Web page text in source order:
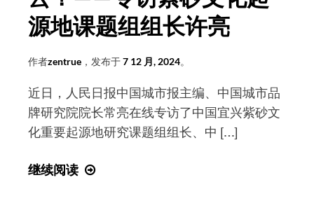
源地课题组组长许亮
作者zentrue ，发布于7 12 月, 2024。
近日，人民日报中国城市报主编、中国城市品
牌研究院院长常亮在线专访了中国宜兴紫砂文
化重要起源地研究课题组组长、中 […]
继续阅读